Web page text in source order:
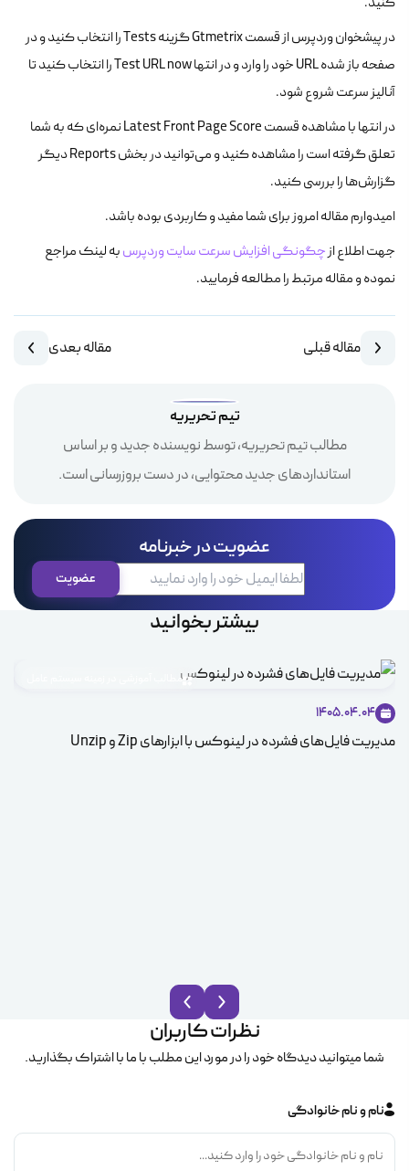
در پیشخوان وردپرس از قسمت Gtmetrix گزینه Tests را انتخاب کنید و در
صفحه باز شده URL خود را وارد و در انتها Test URL now را انتخاب کنید تا
آنالیز سرعت شروع شود.
در انتها با مشاهده قسمت Latest Front Page Score نمره‌ای که به شما
تعلق گرفته است را مشاهده کنید و می‌توانید در بخش Reports دیگر
گزارش‌ها را بررسی کنید.
امیدوارم مقاله امروز برای شما مفید و کاربردی بوده باشد.
جهت اطلاع ازچگونگی افزایش سرعت سایت وردپرسبه لینک مراجع
نموده و مقاله مرتبط را مطالعه فرمایید.
مقاله قبلی مقاله بعدی
تیم تحریریه
مطالب تیم تحریریه، توسط نویسنده جدید و بر اساس
استانداردهای جدید محتوایی، در دست بروزرسانی است.
عضویت در خبرنامه
بیشتر بخوانید
مطالب آموزشی در زمینه سیستم عامل
1405.04.04
مدیریت فایل‌های فشرده در لینوکس با ابزارهای Zip و Unzip
نظرات کاربران
شما میتوانید دیدگاه خود را در مورد این مطلب با ما با اشتراک بگذارید.
نام و نام خانوادگی